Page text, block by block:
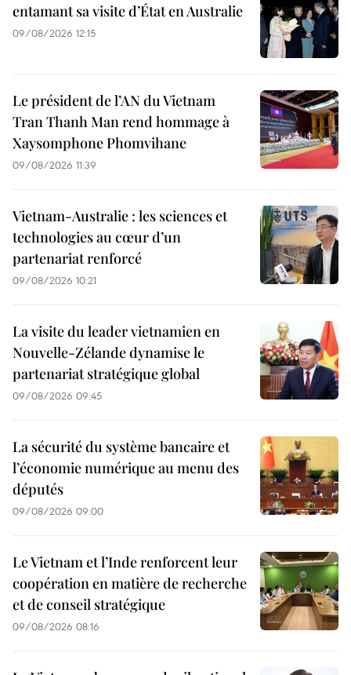
entamant sa visite d’État en Australie
09/08/2026 12:15
Le président de l’AN du Vietnam
Tran Thanh Man rend hommage à
Xaysomphone Phomvihane
09/08/2026 11:39
Vietnam-Australie : les sciences et
technologies au cœur d’un
partenariat renforcé
09/08/2026 10:21
La visite du leader vietnamien en
Nouvelle-Zélande dynamise le
partenariat stratégique global
09/08/2026 09:45
La sécurité du système bancaire et
l’économie numérique au menu des
députés
09/08/2026 09:00
Le Vietnam et l’Inde renforcent leur
coopération en matière de recherche
et de conseil stratégique
09/08/2026 08:16